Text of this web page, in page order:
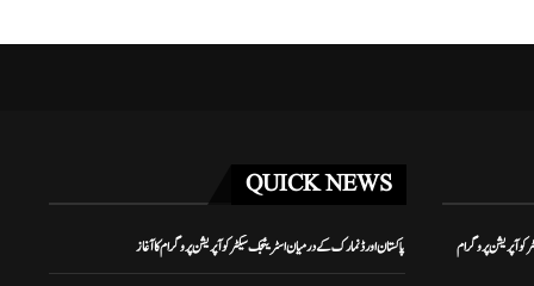
کوآپریشن پروگرام
QUICK NEWS
پاکستان اور ڈنمارک کے درمیان اسٹریٹجک سیکٹر کوآپریشن پروگرام کا آغاز